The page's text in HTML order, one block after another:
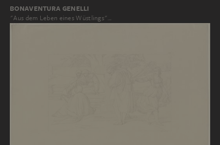
BONAVENTURA GENELLI
"Aus dem Leben eines Wüstlings"…